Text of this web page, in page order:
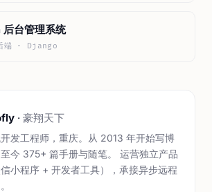
台管理系统
端 · Django
· 豪翔天下
发工程师，重庆。从 2013 年开始写博
今 375+ 篇手册与随笔。 运营独立产品
信小程序 + 开发者工具），承接异步远程